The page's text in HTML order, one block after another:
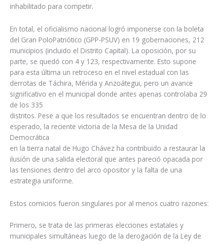
inhabilitado para competir.
En total, el oficialismo nacional logró imponerse con la boleta
del Gran PoloPatriótico (GPP-PSUV) en 19 gobernaciones, 212
municipios (incluido el Distrito Capital). La oposición, por su
parte, se quedó con 4 y 123, respectivamente. Esto supone
para esta última un retroceso en el nivel estadual con las
derrotas de Táchira, Mérida y Anzoátegui, pero un avance
significativo en el municipal donde antes apenas controlaba 29
de los 335
distritos. Pese a que los resultados se encuentran dentro de lo
esperado, la reciente victoria de la Mesa de la Unidad
Democrática
en la tierra natal de Hugo Chávez ha contribuido a restaurar la
ilusión de una salida electoral que antes pareció opacada por
las tensiones dentro del arco opositor y la falta de una
estrategia uniforme.
Estos comicios fueron singulares por al menos cuatro razones:
Primero, se trata de las primeras elecciones estatales y
municipales simultáneas luego de la derogación de la Ley de